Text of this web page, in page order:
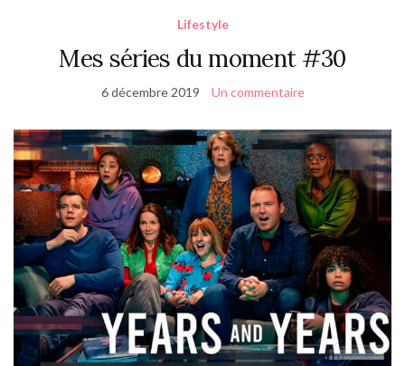
Lifestyle
Mes séries du moment #30
6 décembre 2019 Un commentaire